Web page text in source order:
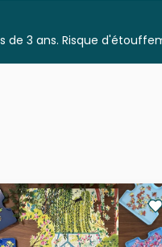
pour Adultes (500 à
de 3 ans. Risque